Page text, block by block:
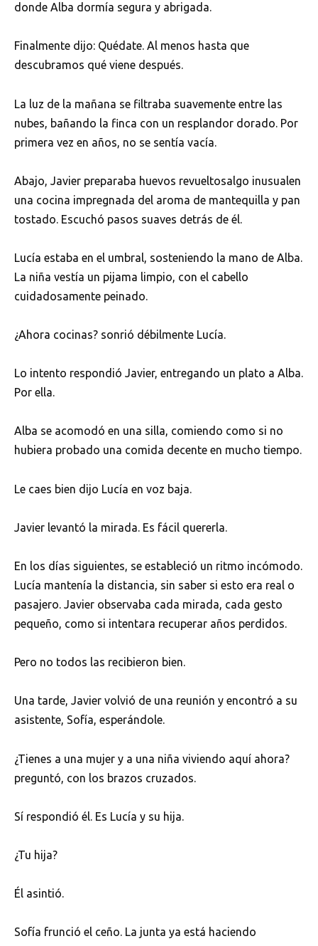
donde Alba dormía segura y abrigada.
Finalmente dijo: Quédate. Al menos hasta que
descubramos qué viene después.
La luz de la mañana se filtraba suavemente entre las
nubes, bañando la finca con un resplandor dorado. Por
primera vez en años, no se sentía vacía.
Abajo, Javier preparaba huevos revueltosalgo inusualen
una cocina impregnada del aroma de mantequilla y pan
tostado. Escuchó pasos suaves detrás de él.
Lucía estaba en el umbral, sosteniendo la mano de Alba.
La niña vestía un pijama limpio, con el cabello
cuidadosamente peinado.
¿Ahora cocinas? sonrió débilmente Lucía.
Lo intento respondió Javier, entregando un plato a Alba.
Por ella.
Alba se acomodó en una silla, comiendo como si no
hubiera probado una comida decente en mucho tiempo.
Le caes bien dijo Lucía en voz baja.
Javier levantó la mirada. Es fácil quererla.
En los días siguientes, se estableció un ritmo incómodo.
Lucía mantenía la distancia, sin saber si esto era real o
pasajero. Javier observaba cada mirada, cada gesto
pequeño, como si intentara recuperar años perdidos.
Pero no todos las recibieron bien.
Una tarde, Javier volvió de una reunión y encontró a su
asistente, Sofía, esperándole.
¿Tienes a una mujer y a una niña viviendo aquí ahora?
preguntó, con los brazos cruzados.
Sí respondió él. Es Lucía y su hija.
¿Tu hija?
Él asintió.
Sofía frunció el ceño. La junta ya está haciendo